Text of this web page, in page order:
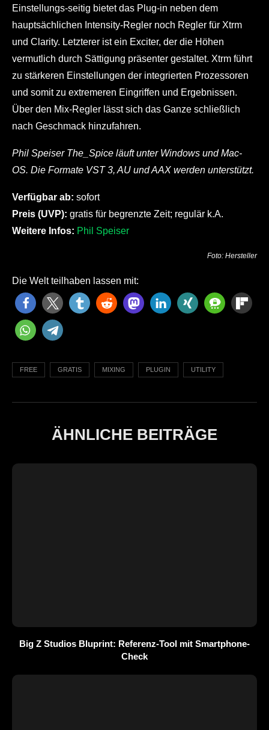
Einstellungs-seitig bietet das Plug-in neben dem
hauptsächlichen Intensity-Regler noch Regler für Xtrm
und Clarity. Letzterer ist ein Exciter, der die Höhen
vermutlich durch Sättigung präsenter gestaltet. Xtrm führt
zu stärkeren Einstellungen der integrierten Prozessoren
und somit zu extremeren Eingriffen und Ergebnissen.
Über den Mix-Regler lässt sich das Ganze schließlich
nach Geschmack hinzufahren.
Phil Speiser The_Spice läuft unter Windows und Mac-
OS. Die Formate VST 3, AU und AAX werden unterstützt.
Verfügbar ab: sofort
Preis (UVP): gratis für begrenzte Zeit; regulär k.A.
Weitere Infos: Phil Speiser
Foto: Hersteller
Die Welt teilhaben lassen mit:
FREE GRATIS MIXING PLUGIN UTILITY
ÄHNLICHE BEITRÄGE
Big Z Studios Bluprint: Referenz-Tool mit Smartphone-
Check